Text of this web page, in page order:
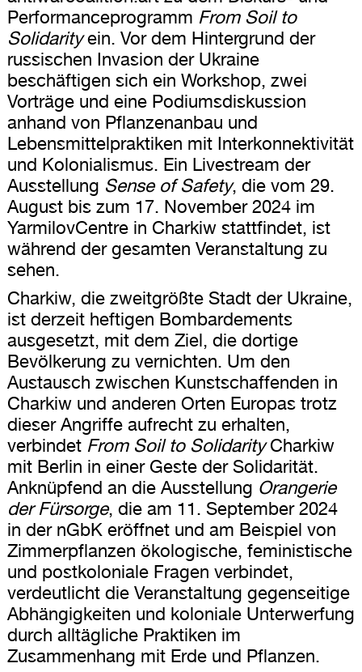
Performanceprogramm From Soil to
Solidarityein. Vor dem Hintergrund der
russischen Invasion der Ukraine
beschäftigen sich ein Workshop, zwei
Vorträge und eine Podiumsdiskussion
anhand von Pflanzenanbau und
Lebensmittelpraktiken mit Interkonnektivität
und Kolonialismus. Ein Livestream der
Ausstellung Sense of Safety, die vom 29.
August bis zum 17. November 2024 im
YarmilovCentre in Charkiw stattfindet, ist
während der gesamten Veranstaltung zu
sehen.
Charkiw, die zweitgrößte Stadt der Ukraine,
ist derzeit heftigen Bombardements
ausgesetzt, mit dem Ziel, die dortige
Bevölkerung zu vernichten. Um den
Austausch zwischen Kunstschaffenden in
Charkiw und anderen Orten Europas trotz
dieser Angriffe aufrecht zu erhalten,
verbindet From Soil to SolidarityCharkiw
mit Berlin in einer Geste der Solidarität.
Anknüpfend an die Ausstellung Orangerie
der Fürsorge, die am 11. September 2024
in der nGbK eröffnet und am Beispiel von
Zimmerpflanzen ökologische, feministische
und postkoloniale Fragen verbindet,
verdeutlicht die Veranstaltung gegenseitige
Abhängigkeiten und koloniale Unterwerfung
durch alltägliche Praktiken im
Zusammenhang mit Erde und Pflanzen.